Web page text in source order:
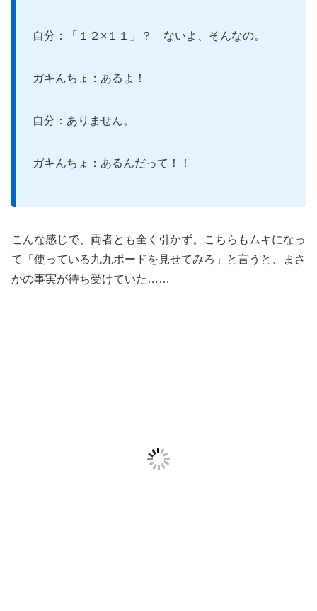
自分：「１２×１１」？ ないよ、そんなの。
ガキんちょ：あるよ！
自分：ありません。
ガキんちょ：あるんだって！！
こんな感じで、両者とも全く引かず。こちらもムキになっ
て「使っている九九ボードを見せてみろ」と言うと、まさ
かの事実が待ち受けていた……